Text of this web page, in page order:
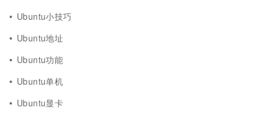
Ubuntu小技巧
Ubuntu地址
Ubuntu功能
Ubuntu单机
Ubuntu显卡